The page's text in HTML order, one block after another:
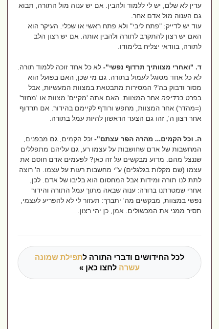
עדין לא שלם, יש לי ללמוד ולהבין. אם יש ענוה מול התורה, תבוא
גם הענוה מול אדם אחר.
עוד יש לדייק: "פתח ליבי" ולא פתח ראשי או שכלי. העיקר הוא
האם יש רצון להתקרב לתורה ולהבין אותה. אם יש רצון הלב
לתורה, בוודאי יצליח בלימודו.
ד. "ואחרי מצוותיך תרדוף נפשי"-לא כל אחד זוכה ללמוד תורה.
לא כל אחד מסוגל לעמול בתורה. גם מי שכן, האם בפועל הוא
מסור ודבוק בה'? המסירות מתבטאת במצוות המעשיות, אבל
בפרטברדיפהאחר המצוות. האם אתה 'מקיים' מצוות או 'מחזר'
(=מהדר) אחר המצוות, מחפש ורודף לקיימם בהידור. אם תרדוף
אחר רצון ה', זהו גם הצעד הראשון להיות עמל בתורה.
ה. וכל הקמים... מהרה הפר עצתם"- וכלהקמים, גם מבפנים,
המחשבות של אדם שחושבות על עצמו רע, גם עליהם מתפללים
שננצל מהם. מדוע מבקשים על זה כאן? לפעמים אדם חוסם את
עצמו (שם מקלות בגלגלים) ע"י מחשבות רעות על עצמו. ה' רוצה
לתת לנו תורה ומידות אבל המחסום הוא בליבו של אדם. לכן,
אחרי שמטרתנו ברורה: ענוה שבאה מתוך עמל התורה והידור
נפשי במצוות, מבקשים מה' יתברך: תעזור לי לא להפריע לעצמי,
תסיר ממני את המכשולים. אמן, כן יהי רצון.
לכל החידושים ודברי התורה לתפילת שמונה
עשרהלחצו כאן »